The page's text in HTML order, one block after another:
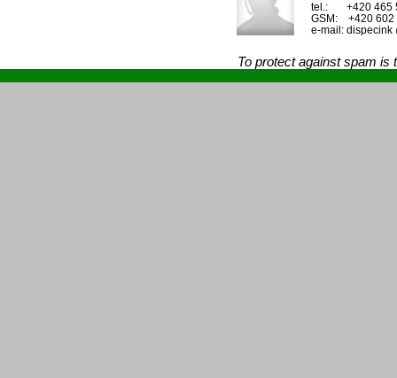
tel.: +420 465
GSM: +420 602
e-mail: dispecink
To protect against spam is